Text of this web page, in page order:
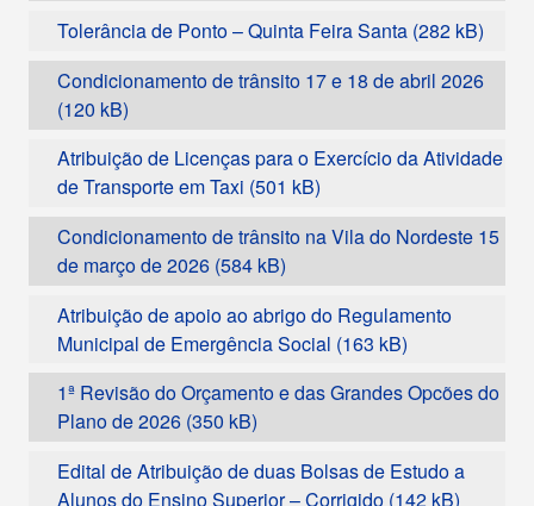
Tolerância de Ponto – Quinta Feira Santa
Condicionamento de trânsito 17 e 18 de abril 2026
Atribuição de Licenças para o Exercício da Atividade
de Transporte em Taxi
Condicionamento de trânsito na Vila do Nordeste 15
de março de 2026
Atribuição de apoio ao abrigo do Regulamento
Municipal de Emergência Social
1ª Revisão do Orçamento e das Grandes Opcões do
Plano de 2026
Edital de Atribuição de duas Bolsas de Estudo a
Alunos do Ensino Superior – Corrigido